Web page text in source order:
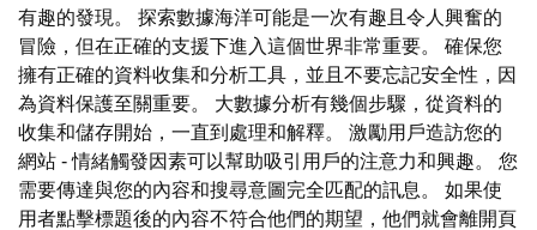
有趣的發現。 探索數據海洋可能是一次有趣且令人興奮的
冒險，但在正確的支援下進入這個世界非常重要。 確保您
擁有正確的資料收集和分析工具，並且不要忘記安全性，因
為資料保護至關重要。 大數據分析有幾個步驟，從資料的
收集和儲存開始，一直到處理和解釋。 激勵用戶造訪您的
網站 - 情緒觸發因素可以幫助吸引用戶的注意力和興趣。 您
需要傳達與您的內容和搜尋意圖完全匹配的訊息。 如果使
用者點擊標題後的內容不符合他們的期望，他們就會離開頁